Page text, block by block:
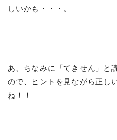
しいかも・・・。
あ、ちなみに「てきせん」と
ので、ヒントを見ながら正し
ね！！